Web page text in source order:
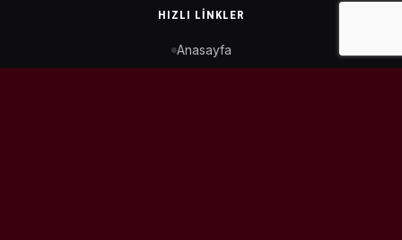
HIZLI LINKLER
Anasayfa